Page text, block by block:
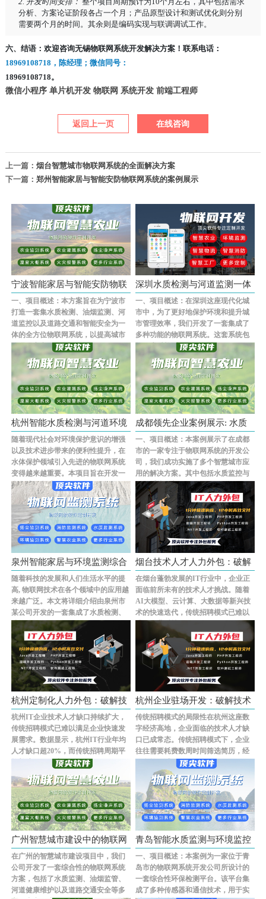
分析、方案论证阶段各占一个月；产品原型设计和测试优化则分别
需要两个月的时间。其余则是编码实现与联调调试工作。
六、结语：欢迎咨询无锡物联网系统开发解决方案！联系电话：
18969108718，陈经理；微信同号：
18969108718。
微信小程序 单片机开发 物联网 系统开发 前端工程师
返回上一页 在线咨询
上一篇： 烟台智慧城市物联网系统的全面解决方案
下一篇： 郑州智能家居与智能安防物联网系统的案例展示
宁波智能家居与智能安防物联
网系统···
一、项目概述：本方案旨在为宁波市
打造一套集水质检测、油烟监测、河
道监控以及道路交通和智能安全为一
体的全方位物联网系统，以提高城市
管理效率和服···...
深圳水质检测与河道监测一体
化物联···
一、项目概述：在深圳这座现代化城
市中，为了更好地保护环境和提升城
市管理效率，我们开发了一套集成了
多种功能的物联网系统。这套系统包
括了水质检测···...
杭州智能水质检测与河道环境
监测物···
随着现代社会对环境保护意识的增强
以及技术进步带来的便利性提升，在
水体保护领域引入先进的物联网系统
变得越来越重要。本项目旨在开发一
套集成了多种···...
成都领先企业案例展示: 水质
检测、···
一、项目概述：本案例展示了在成都
市的一家专注于物联网系统的开发公
司，我们成功实施了多个智慧城市应
用的解决方案。其中包括水质监控与
预警系统、餐···...
泉州智能家居与环境监测综合
物联网···
随着科技的发展和人们生活水平的提
高, 物联网技术在各个领域中的应用越
来越广泛。本文将详细介绍由泉州市
某公司开发的一套集成了水质检测、
油烟监控、···...
烟台技术人才人力外包：破解
企业IT···
在烟台蓬勃发展的IT行业中，企业正
面临前所未有的技术人才挑战。随着
AI大模型、云计算、大数据等新兴技
术的快速迭代，传统招聘模式已难以
满足企业对技···...
杭州定制化人力外包：破解技
术人才···
杭州IT企业技术人才缺口持续扩大，
传统招聘模式已难以满足企业快速发
展需求。数据显示，杭州IT行业年均
人才缺口超20%，而传统招聘周期平
均长达45天，成···...
杭州企业驻场开发：破解技术
人才短···
传统招聘模式的局限性在杭州这座数
字经济高地，企业面临的技术人才缺
口已成常态。传统招聘模式下，企业
往往需要耗费数周时间筛选简历，经
历多轮面试，···...
广州智慧城市建设中的物联网
水质检···
在广州的智慧城市建设项目中，我们
公司开发了一套综合性的物联网系统
方案，包括了水质监测、油烟监管、
河道健康维护以及道路交通安全等多
青岛智能水质监测与环境监控
综合解···
一、项目概述：本案例为一家位于青
岛市的物联网系统开发公司所设计的
一套综合性环保检测平台。该平台集
成了多种传感器和通信技术，用于实